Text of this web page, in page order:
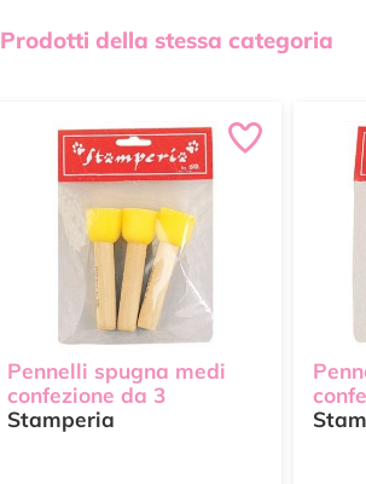
Prodotti della stessa categoria
Pennelli spugna medi
confezione da 3
Stamperia